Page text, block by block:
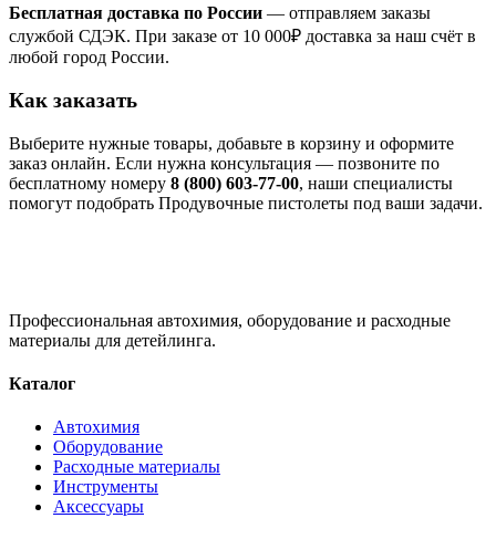
Бесплатная доставка по России — отправляем заказы
службой СДЭК. При заказе от 10 000₽ доставка за наш счёт в
любой город России.
Как заказать
Выберите нужные товары, добавьте в корзину и оформите
заказ онлайн. Если нужна консультация — позвоните по
бесплатному номеру 8 (800) 603-77-00, наши специалисты
помогут подобрать Продувочные пистолеты под ваши задачи.
Профессиональная автохимия, оборудование и расходные
материалы для детейлинга.
Каталог
Автохимия
Оборудование
Расходные материалы
Инструменты
Аксессуары